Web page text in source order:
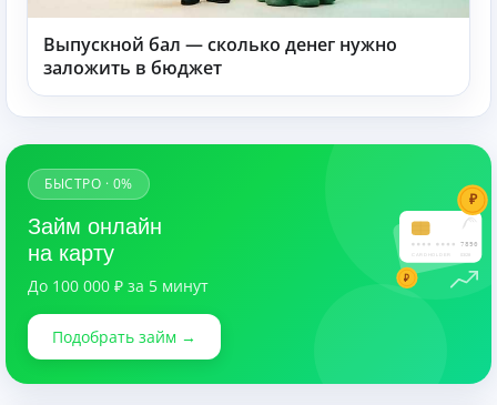
Выпускной бал — сколько денег нужно
заложить в бюджет
7890
03/28
₽
₽
БЫСТРО · 0%
Займ онлайн
на карту
До 100 000 ₽ за 5 минут
Подобрать займ →